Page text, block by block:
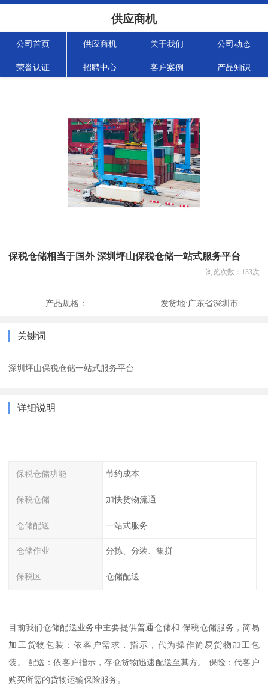
供应商机
公司首页 供应商机 关于我们 公司动态
荣誉认证 招聘中心 客户案例 产品知识
保税仓储相当于国外 深圳坪山保税仓储一站式服务平台
浏览次数： 133次
产品规格： 发货地:广东省深圳市
关键词
深圳坪山保税仓储一站式服务平台
详细说明
保税仓储功能 节约成本
保税仓储 加快货物流通
仓储配送 一站式服务
仓储作业 分拣、分装、集拼
保税区 仓储配送
目前我们仓储配送业务中主要提供普通仓储和 保税仓储服务，简易
加工货物包装：依客户需求，指示，代为操作简易货物加工包
装。 配送：依客户指示，存仓货物迅速配送至其方。 保险：代客户
购买所需的货物运输保险服务。